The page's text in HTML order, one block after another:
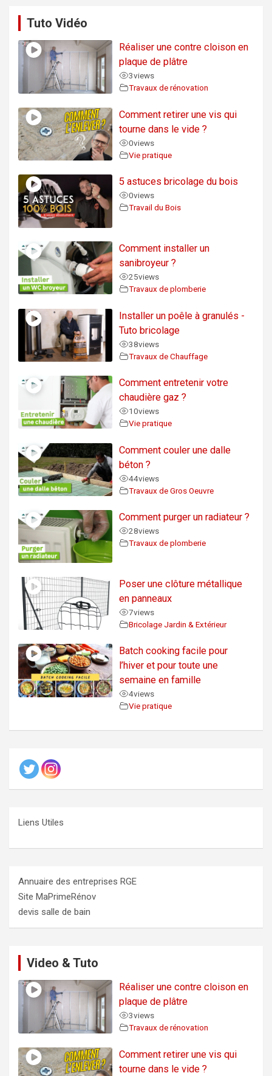
Tuto Vidéo
Réaliser une contre cloison en
plaque de plâtre
3views
Travaux de rénovation
Comment retirer une vis qui
tourne dans le vide ?
0views
Vie pratique
5 astuces bricolage du bois
0views
Travail du Bois
Comment installer un
sanibroyeur ?
25views
Travaux de plomberie
Installer un poêle à granulés -
Tuto bricolage
38views
Travaux de Chauffage
Comment entretenir votre
chaudière gaz ?
10views
Vie pratique
Comment couler une dalle
béton ?
44views
Travaux de Gros Oeuvre
Comment purger un radiateur ?
28views
Travaux de plomberie
Poser une clôture métallique
en panneaux
7views
Bricolage Jardin & Extérieur
Batch cooking facile pour
l’hiver et pour toute une
semaine en famille
4views
Vie pratique
Liens Utiles
Annuaire des entreprises RGE
Site MaPrimeRénov
devis salle de bain
Video & Tuto
Réaliser une contre cloison en
plaque de plâtre
3views
Travaux de rénovation
Comment retirer une vis qui
tourne dans le vide ?